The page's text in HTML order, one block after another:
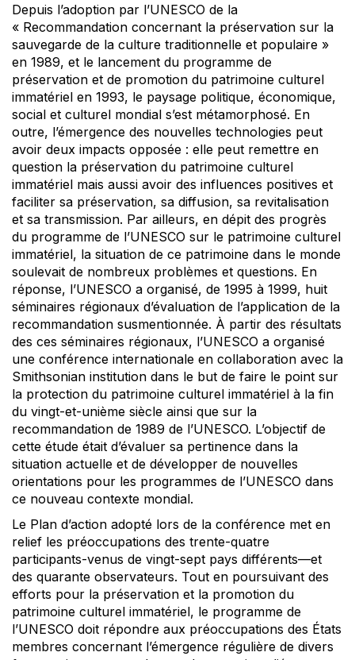
Depuis l’adoption par l’UNESCO de la
« Recommandation concernant la préservation sur la
sauvegarde de la culture traditionnelle et populaire »
en 1989, et le lancement du programme de
préservation et de promotion du patrimoine culturel
immatériel en 1993, le paysage politique, économique,
social et culturel mondial s’est métamorphosé. En
outre, l’émergence des nouvelles technologies peut
avoir deux impacts opposée : elle peut remettre en
question la préservation du patrimoine culturel
immatériel mais aussi avoir des influences positives et
faciliter sa préservation, sa diffusion, sa revitalisation
et sa transmission. Par ailleurs, en dépit des progrès
du programme de l’UNESCO sur le patrimoine culturel
immatériel, la situation de ce patrimoine dans le monde
soulevait de nombreux problèmes et questions. En
réponse, l’UNESCO a organisé, de 1995 à 1999, huit
séminaires régionaux d’évaluation de l’application de la
recommandation susmentionnée. À partir des résultats
des ces séminaires régionaux, l’UNESCO a organisé
une conférence internationale en collaboration avec la
Smithsonian institution dans le but de faire le point sur
la protection du patrimoine culturel immatériel à la fin
du vingt-et-unième siècle ainsi que sur la
recommandation de 1989 de l’UNESCO. L’objectif de
cette étude était d’évaluer sa pertinence dans la
situation actuelle et de développer de nouvelles
orientations pour les programmes de l’UNESCO dans
ce nouveau contexte mondial.
Le Plan d’action adopté lors de la conférence met en
relief les préoccupations des trente-quatre
participants-venus de vingt-sept pays différents—et
des quarante observateurs. Tout en poursuivant des
efforts pour la préservation et la promotion du
patrimoine culturel immatériel, le programme de
l’UNESCO doit répondre aux préoccupations des États
membres concernant l’émergence régulière de divers